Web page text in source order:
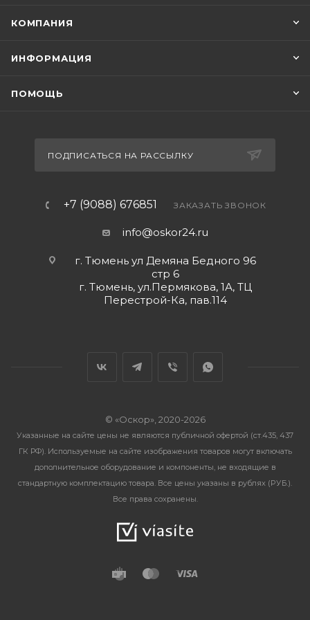
КОМПАНИЯ
ИНФОРМАЦИЯ
ПОМОЩЬ
ПОДПИСАТЬСЯ НА РАССЫЛКУ
+7 (9088) 676851 ЗАКАЗАТЬ ЗВОНОК
info@oskor24.ru
г. Тюмень ул Демяна Бедного 96
стр 6
г. Тюмень, ул.Пермякова, 1А, ТЦ
Перестрой-Ка, пав.114
© «Оскор», 2020-2026
Указанные на сайте цены не являются публичной офертой (ст.435, 437
ГК РФ). Используемые на сайте изображения товаров могут включать
дополнительное оборудование и компоненты, не входящие в
стандартную комплектацию товара. Все цены указаны в рублях (PУБ.).
Все права сохранены.